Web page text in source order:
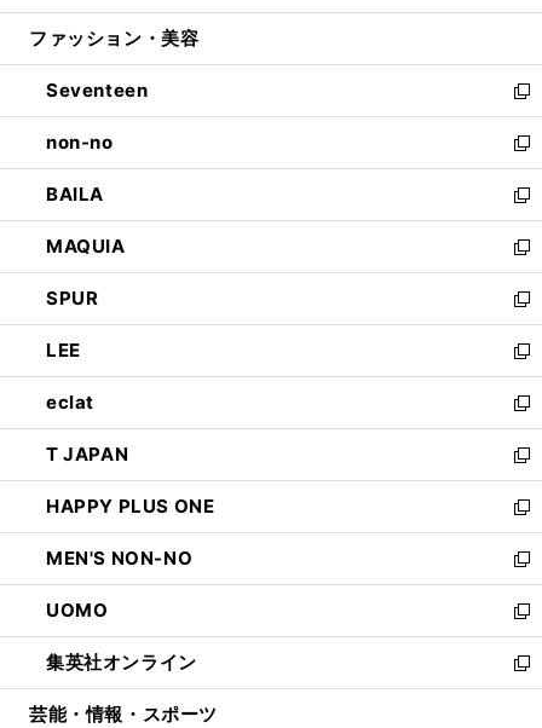
開
ウ
開
く
ン
ウ
で
開
く
ウ
ン
ド
ウ
で
開
く
ファッション・美容
Seventeen
新
し
い
ウ
ィ
ン
ド
ウ
で
開
く
non-no
新
し
い
ウ
ィ
ン
ド
ウ
で
開
く
BAILA
新
し
い
ウ
ィ
ン
ド
ウ
で
開
く
MAQUIA
新
し
い
ウ
ィ
ン
ド
ウ
で
開
く
SPUR
新
し
い
ウ
ィ
ン
ド
ウ
で
開
く
LEE
新
し
い
ウ
ィ
ン
ド
ウ
で
開
く
eclat
新
し
い
ウ
ィ
ン
ド
ウ
で
開
く
T JAPAN
新
し
い
ウ
ィ
ン
ド
ウ
で
開
HAPPY PLUS ONE
新
し
い
ウ
ィ
ン
ド
ウ
MEN'S NON-NO
新
し
い
ウ
ィ
ン
UOMO
新
し
い
ウ
集英社オンライン
新
し
芸能・情報・スポーツ